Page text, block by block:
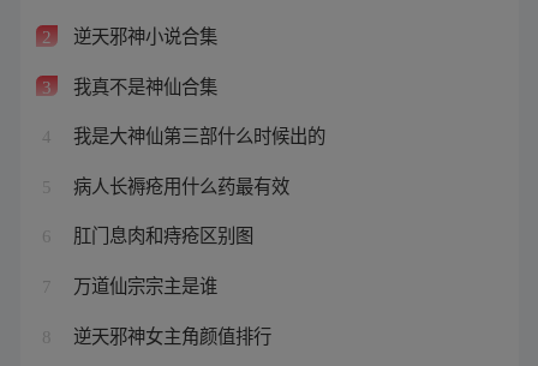
2 逆天邪神小说合集
3 我真不是神仙合集
4 我是大神仙第三部什么时候出的
5 病人长褥疮用什么药最有效
6 肛门息肉和痔疮区别图
7 万道仙宗宗主是谁
8 逆天邪神女主角颜值排行